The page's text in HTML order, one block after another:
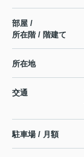
部屋 /
所在階 / 階建て
所在地
交通
駐車場 / 月額